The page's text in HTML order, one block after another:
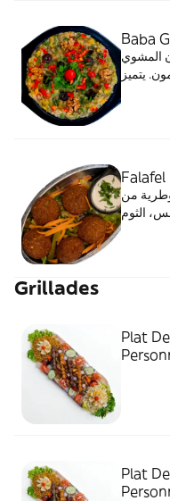
Baba
المشوي
يتميز
Falafel
من
الثوم
Grillades
Plat
Plat